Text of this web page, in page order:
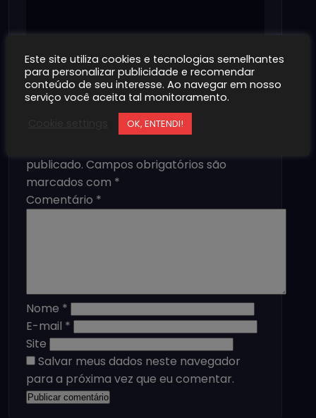
Deixe um comentário
publicado. Campos obrigatórios são
marcados com *
Comentário *
Nome *
E-mail *
Site
Salvar meus dados neste navegador
para a próxima vez que eu comentar.
Este site utiliza cookies e tecnologias semelhantes
para personalizar publicidade e recomendar
conteúdo de seu interesse. Ao navegar em nosso
serviço você aceita tal monitoramento.
OK, ENTENDI!